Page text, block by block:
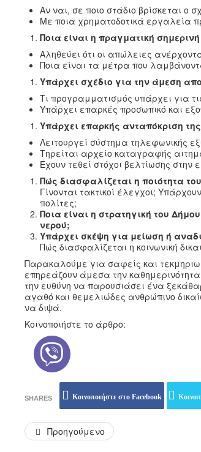
Αν ναι, σε ποιο στάδιο βρίσκεται ο
Με ποια χρηματοδοτικά εργαλεία
Ποια είναι η πραγματική
Αληθεύει ότι οι απώλειες
Ποια είναι τα μέτρα που
Υπάρχει σχέδιο για την άμεση
Τι προγραμματισμός υπάρχει για
Υπάρχει επαρκές προσωπικό και
Υπάρχει επαρκής ανταπόκριση
Λειτουργεί σύστημα τηλεφωνικής
Τηρείται αρχείο καταγραφής
Έχουν τεθεί στόχοι βελτίωσης στην
Πώς διασφαλίζεται η ποιότητα
Γίνονται τακτικοί έλεγχοι;
πολίτες;
Ποια είναι η στρατηγική του
νερού;
Υπάρχει σκέψη για μείωση ή
Πώς διασφαλίζεται η κοινωνική
Παρακαλούμε για σαφείς και
επηρεάζουν άμεσα την
την ευθύνη να παρουσιάσει ένα
αγαθό και θεμελιώδες ανθρώπινο
να διψά.
Κοινοποιήστε το άρθρο:
SHARES Κοινοποιήστε στο Facebook
Προηγούμενο